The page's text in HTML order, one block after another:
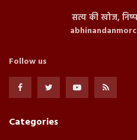
सत्य की खोज,
Follow us
Categories